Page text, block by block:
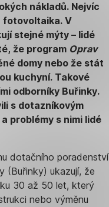
nákladů. Nejvíc
fotovoltaika. V
stejné mýty – lidé
že program Oprav
domy nebo že stát
kuchyní. Takové
odborníky Buřinky.
s dotazníkovým
problémy s nimi lidé
dotačního poradenství
(Buřinky) ukazují, že
30 až 50 let, který
nebo výměnu